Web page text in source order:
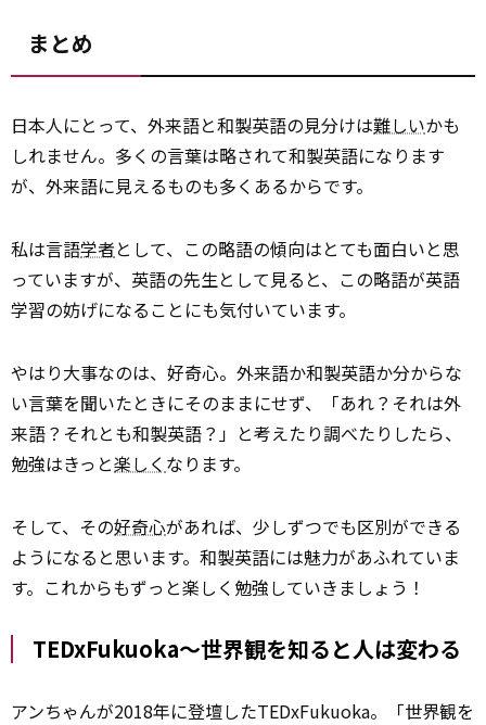
まとめ
日本人にとって、外来語と和製英語の見分けは難しいかも
しれません。多くの言葉は略されて和製英語になります
が、外来語に見えるものも多くあるからです。
私は言語学者として、この略語の傾向はとても面白いと思
っていますが、英語の先生として見ると、この略語が英語
学習の妨げになることにも気付いています。
やはり大事なのは、好奇心。外来語か和製英語か分からな
い言葉を聞いたときにそのままにせず、「あれ？それは外
来語？それとも和製英語？」と考えたり調べたりしたら、
勉強はきっと楽しく なります。
そして、その好奇心があれば、少しずつでも区別ができる
ようになると思います。和製英語には魅力があふれていま
す。これからもずっと楽しく勉強していきましょう！
TEDxFukuoka～世界観を知ると人は変わる
アンちゃんが2018年に登壇したTEDxFukuoka。「世界観を